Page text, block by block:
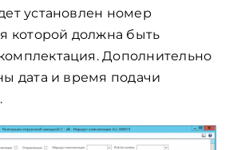
установлен номер
которой должна быть
Дополнительно
дата и время подачи